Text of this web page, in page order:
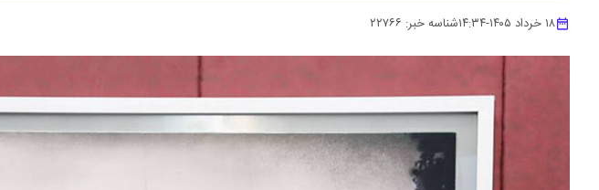
۱۸ خرداد ۱۴۰۵ -۱۴:۳۴شناسه خبر: ۲۲۷۶۶